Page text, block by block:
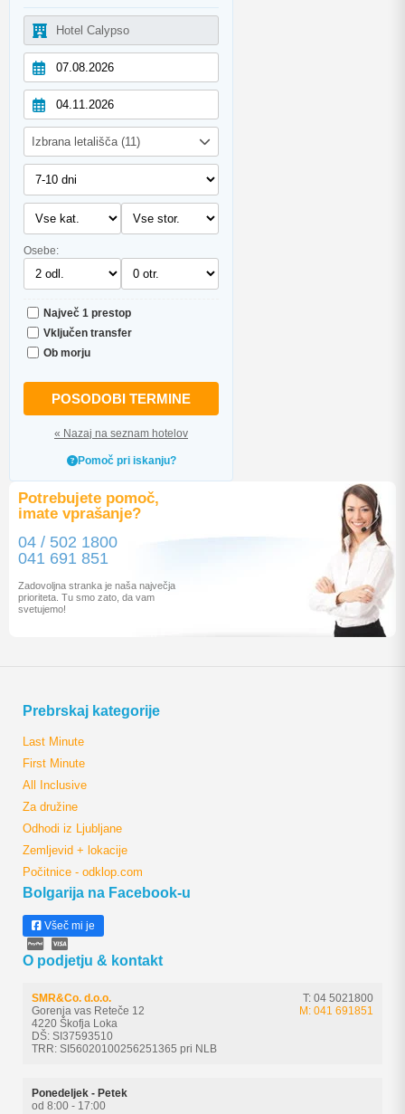
Izbrana letališča (11)
Osebe:
Največ 1 prestop
Vključen transfer
Ob morju
POSODOBI TERMINE
« Nazaj na seznam hotelov
Pomoč pri iskanju?
Potrebujete pomoč,
imate vprašanje?
04 / 502 1800
041 691 851
Zadovoljna stranka je naša največja
prioriteta. Tu smo zato, da vam
svetujemo!
Prebrskaj kategorije
Last Minute
First Minute
All Inclusive
Za družine
Odhodi iz Ljubljane
Zemljevid + lokacije
Počitnice - odklop.com
Bolgarija na Facebook-u
Všeč mi je
O podjetju & kontakt
SMR&Co. d.o.o.
Gorenja vas Reteče 12
4220 Škofja Loka
DŠ: SI37593510
TRR: SI56020100256251365 pri NLB
T: 04 5021800
M: 041 691851
Ponedeljek - Petek
od 8:00 - 17:00